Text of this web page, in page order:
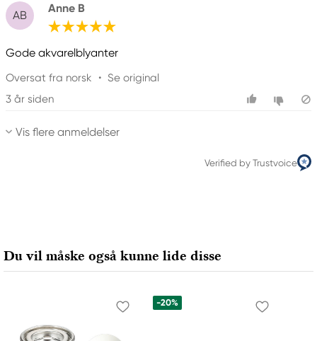
AB
Anne B
Gode akvarelblyanter
Oversat fra norsk • Se original
3 år siden
Vis flere anmeldelser
Verified by Trustvoice
Du vil måske også kunne lide disse
-20%